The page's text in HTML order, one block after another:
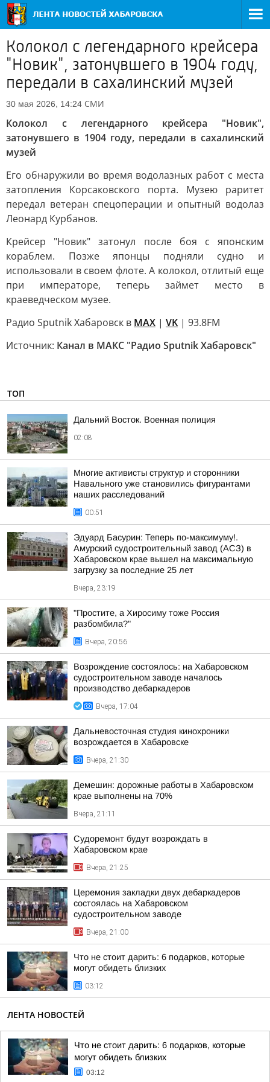
Колокол с легендарного крейсера
"Новик", затонувшего в 1904 году,
передали в сахалинский музей
30 мая 2026, 14:24 СМИ
Колокол с легендарного крейсера "Новик",
затонувшего в 1904 году, передали в сахалинский
музей
Его обнаружили во время водолазных работ с места
затопления Корсаковского порта. Музею раритет
передал ветеран спецоперации и опытный водолаз
Леонард Курбанов.
Крейсер "Новик" затонул после боя с японским
кораблем. Позже японцы подняли судно и
использовали в своем флоте. А колокол, отлитый еще
при императоре, теперь займет место в
краеведческом музее.
Радио Sputnik Хабаровск в MAX | VK | 93.8FM
Источник: Канал в МАКС "Радио Sputnik Хабаровск"
ТОП
Дальний Восток. Военная полиция
02:08
Многие активисты структур и сторонники
Навального уже становились фигурантами
наших расследований
00:51
Эдуард Басурин: Теперь по-максимуму!.
Амурский судостроительный завод (АСЗ) в
Хабаровском крае вышел на максимальную
загрузку за последние 25 лет
Вчера, 23:19
"Простите, а Хиросиму тоже Россия
разбомбила?"
Вчера, 20:56
Возрождение состоялось: на Хабаровском
судостроительном заводе началось
производство дебаркадеров
Вчера, 17:04
Дальневосточная студия кинохроники
возрождается в Хабаровске
Вчера, 21:30
Демешин: дорожные работы в Хабаровском
крае выполнены на 70%
Вчера, 21:11
Судоремонт будут возрождать в
Хабаровском крае
Вчера, 21:25
Церемония закладки двух дебаркадеров
состоялась на Хабаровском
судостроительном заводе
Вчера, 21:00
Что не стоит дарить: 6 подарков, которые
могут обидеть близких
03:12
ЛЕНТА НОВОСТЕЙ
Что не стоит дарить: 6 подарков, которые
могут обидеть близких
03:12